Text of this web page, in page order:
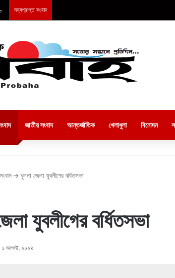
সদ্যপ্রাপ্ত সংবাদ
জাতীয় সংবাদ আন্তর্জাতিক খেলাধুলা বিনোদন
→ খুলনা জেলা যুবলীগের বর্ধিতসভা
যুবলীগের বর্ধিতসভা
১ আগস্ট, ২০২৪